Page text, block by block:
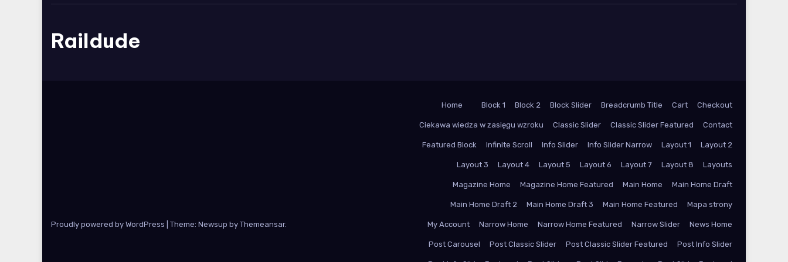
Raildude
Proudly powered by WordPress Theme: Newsup by Themeansar.
Home Block 1 Block 2 Block Slider Breadcrumb Title Cart Checkout
Ciekawa wiedza w zasięgu wzroku Classic Slider Classic Slider Featured Contact
Featured Block Infinite Scroll Info Slider Info Slider Narrow Layout 1 Layout 2
Layout 3 Layout 4 Layout 5 Layout 6 Layout 7 Layout 8 Layouts
Magazine Home Magazine Home Featured Main Home Main Home Draft
Main Home Draft 2 Main Home Draft 3 Main Home Featured Mapa strony
My Account Narrow Home Narrow Home Featured Narrow Slider News Home
Post Carousel Post Classic Slider Post Classic Slider Featured Post Info Slider